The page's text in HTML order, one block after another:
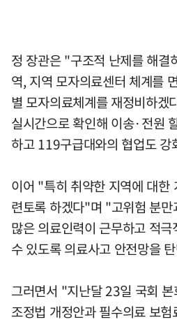
정 장관은 "구조적 난제를 해결
역, 지역 모자의료센터 체계를
별 모자의료체계를 재정비하
실시간으로 확인해 이송·전원
하고 119구급대와의 협업도
이어 "특히 취약한 지역에 대한
련토록 하겠다"며 "고위험 분
많은 의료인력이 근무하고 적
수 있도록 의료사고 안전망을
그러면서 "지난달 23일 국회
조정법 개정안과 필수의료 보